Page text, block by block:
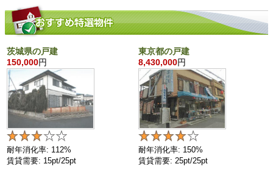
茨城県の戸建
150,000円
耐年消化率: 112%
賃貸需要: 15pt/25pt
東京都の戸建
8,430,000円
耐年消化率: 150%
賃貸需要: 25pt/25pt